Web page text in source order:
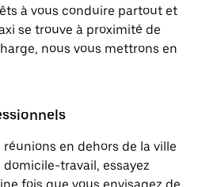
à vous conduire partout et
se trouve à proximité de
nous vous mettrons en
réunions en dehors de la ville
travail, essayez